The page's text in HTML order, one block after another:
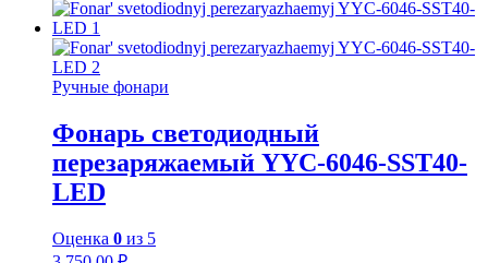
Ручные фонари
Фонарь светодиодный
перезаряжаемый YYC-6046-SST40-
LED
Оценка 0 из 5